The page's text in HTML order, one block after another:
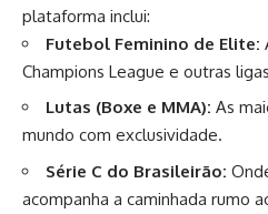
plataforma inclui:
Futebol Feminino de Elite:
Champions League e outras
Lutas (Boxe e MMA): As
mundo com exclusividade.
Série C do Brasileirão:
acompanha a caminhada rumo